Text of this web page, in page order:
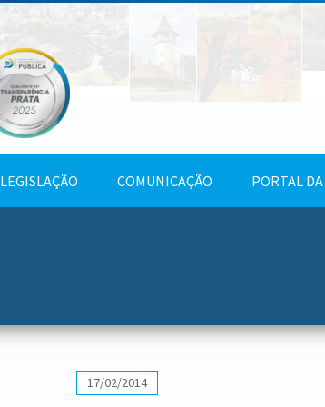
LEGISLAÇÃO COMUNICAÇÃO PORTAL
17/02/2014